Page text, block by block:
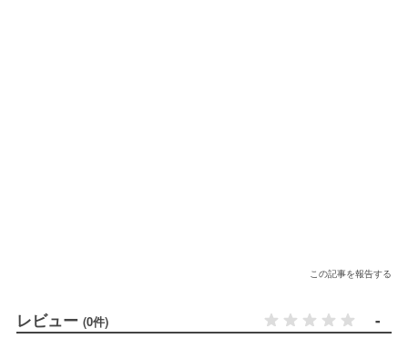
この記事を報告する
レビュー (0件) -